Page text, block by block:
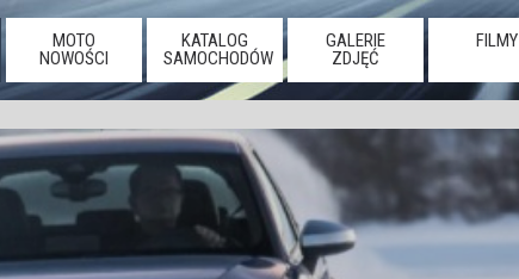
MOTO
NOWOŚCI
KATALOG
SAMOCHODÓW
GALERIE
ZDJĘĆ
FILMY